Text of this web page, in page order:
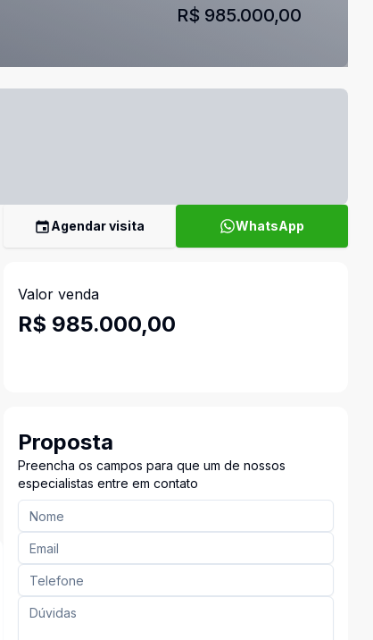
R$ 985.000,00
Agendar visita WhatsApp
Valor venda
R$ 985.000,00
Proposta
Preencha os campos para que um de nossos
especialistas entre em contato